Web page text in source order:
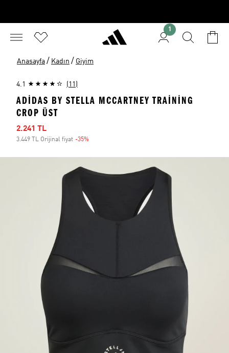
1
Anasayfa / Kadın / Giyim
4.1 (11)
ADIDAS BY STELLA MCCARTNEY TRAINING
CROP ÜST
İndirimli fiyat
2.241 TL
3.449 TL Orijinal fiyat -35%